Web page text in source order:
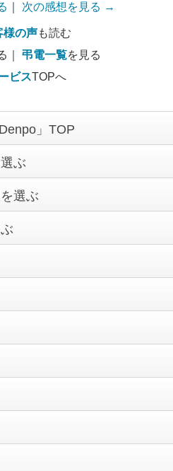
次の感想を見る →
様の声も読む
｜ 弔電一覧を見る
ビスTOPへ
」TOP
ぶ
選ぶ